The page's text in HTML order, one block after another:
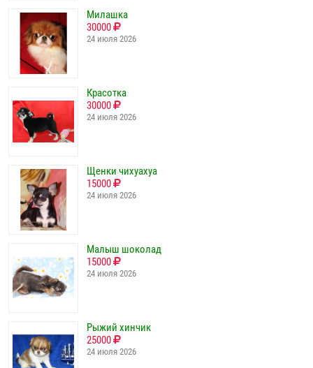
Милашка
30000
24 июля 2026
Красотка
30000
24 июля 2026
Щенки чихуахуа
15000
24 июля 2026
Малыш шоколад
15000
24 июля 2026
Рыжий хинчик
25000
24 июля 2026